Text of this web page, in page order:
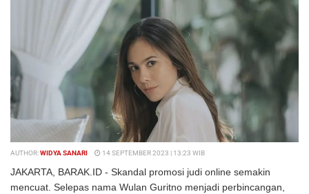
AUTHOR:WIDYA SANARI 14 SEPTEMBER 2023 | 13:23 WIB
JAKARTA, BARAK.ID - Skandal promosi judi online semakin
mencuat. Selepas nama Wulan Guritno menjadi perbincangan,